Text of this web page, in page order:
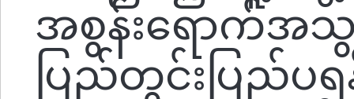
အစွန်းရောက်အသွင်
ပြည်တွင်းပြည်ပ